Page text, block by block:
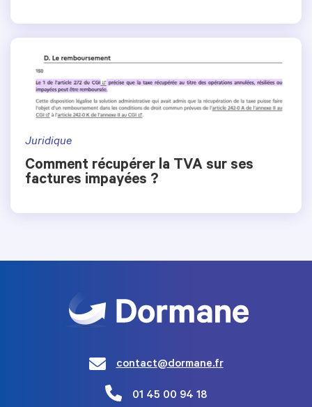
Juridique
Comment récupérer la TVA sur ses
factures impayées ?
contact@dormane.fr
01 45 00 94 18